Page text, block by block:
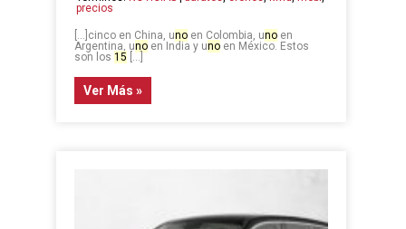
precios
[…]cinco en China, uno en Colombia, uno en
Argentina, uno en India y uno en México. Estos
son los15 […]
Ver Más »